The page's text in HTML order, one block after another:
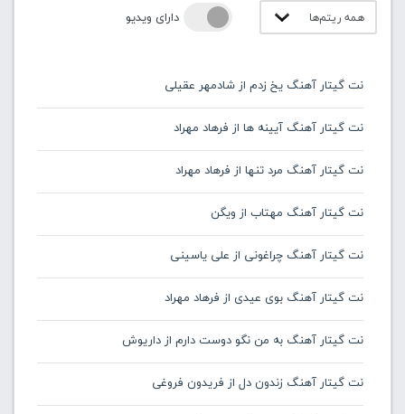
دارای ویدیو
نت گیتار آهنگ یخ زدم از شادمهر عقیلی
نت گیتار آهنگ آیینه ها از فرهاد مهراد
نت گیتار آهنگ مرد تنها از فرهاد مهراد
نت گیتار آهنگ مهتاب از ویگن
نت گیتار آهنگ چراغونی از علی یاسینی
نت گیتار آهنگ بوی عیدی از فرهاد مهراد
نت گیتار آهنگ به من نگو دوست دارم از داریوش
نت گیتار آهنگ زندون دل از فریدون فروغی